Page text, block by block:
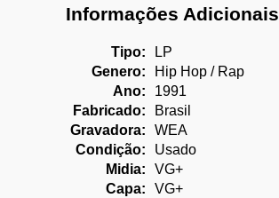
Informações Adicionais
Tipo:
LP
Genero:
Hip Hop / Rap
Ano:
1991
Fabricado:
Brasil
Gravadora:
WEA
Condição:
Usado
Midia:
VG+
Capa:
VG+